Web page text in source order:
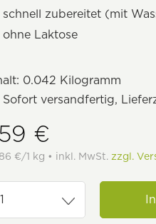
schnell zubereitet (mit
ohne Laktose
0.042 Kilogramm
Sofort versandfertig,
€
€/1 kg • inkl. MwSt. zzgl.